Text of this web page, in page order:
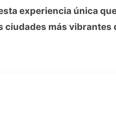
experiencia única
ciudades más vibrantes